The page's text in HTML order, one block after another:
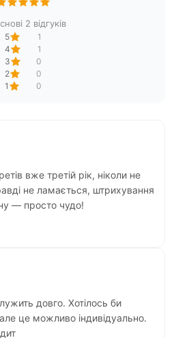
2 відгуків
5
1
4
1
3
0
2
0
1
0
вже третій рік, ніколи не
не ламається, штрихування
— просто чудо!
довго. Хотілось би
це можливо індивідуально.